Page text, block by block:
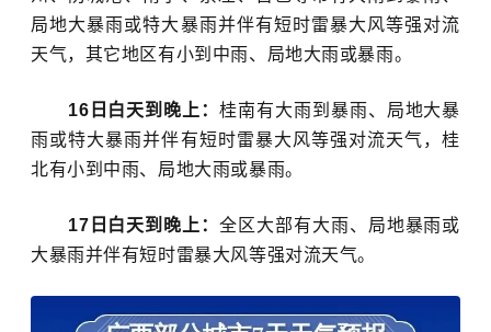
局地大暴雨或特大暴雨并伴有短时雷暴大风等强对流
天气，其它地区有小到中雨、局地大雨或暴雨。
16日白天到晚上：桂南有大雨到暴雨、局地大暴
雨或特大暴雨并伴有短时雷暴大风等强对流天气，桂
北有小到中雨、局地大雨或暴雨。
17日白天到晚上：全区大部有大雨、局地暴雨或
大暴雨并伴有短时雷暴大风等强对流天气。